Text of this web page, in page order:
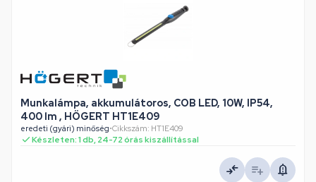
Munkalámpa, akkumulátoros, COB LED, 10W, IP54,
400 lm , HÖGERT HT1E409
eredeti (gyári) minőség•Cikkszám: HT1E409
Készleten: 1 db, 24-72 órás kiszállítással